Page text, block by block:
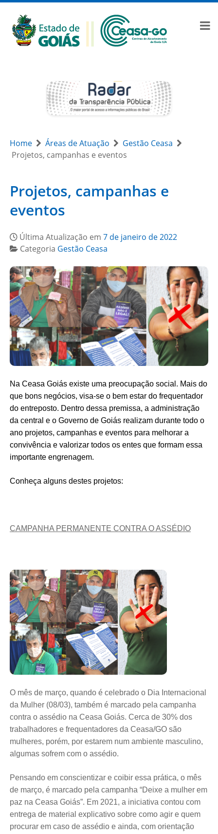
Home Áreas de Atuação
Gestão Ceasa
Projetos, campanhas e eventos
Projetos, campanhas e
eventos
Última Atualização em 7 de janeiro de 2022
Categoria Gestão Ceasa
Na Ceasa Goiás existe uma preocupação social. Mais do
que bons negócios, visa-se o bem estar do frequentador
do entreposto. Dentro dessa premissa, a administração
da central e o Governo de Goiás realizam durante todo o
ano projetos, campanhas e eventos para melhorar a
convivência e valorizar todos os entes que formam essa
importante engrenagem.
Conheça alguns destes projetos:
CAMPANHA PERMANENTE CONTRA O ASSÉDIO
O mês de março, quando é celebrado o Dia Internacional
da Mulher (08/03), também é marcado pela campanha
contra o assédio na Ceasa Goiás. Cerca de 30% dos
trabalhadores e frequentadores da Ceasa/GO são
mulheres, porém, por estarem num ambiente masculino,
algumas sofrem com o assédio.
Pensando em conscientizar e coibir essa prática, o mês
de março, é marcado pela campanha “Deixe a mulher em
paz na Ceasa Goiás”. Em 2021, a iniciativa contou com
entrega de material explicativo sobre como agir e quem
procurar em caso de assédio e ainda, com orientação